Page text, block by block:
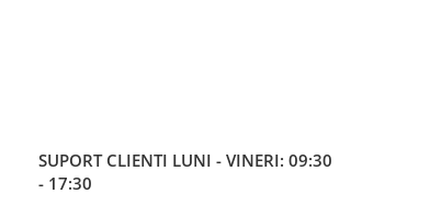
SUPORT CLIENTI LUNI - VINERI: 09:30
- 17:30